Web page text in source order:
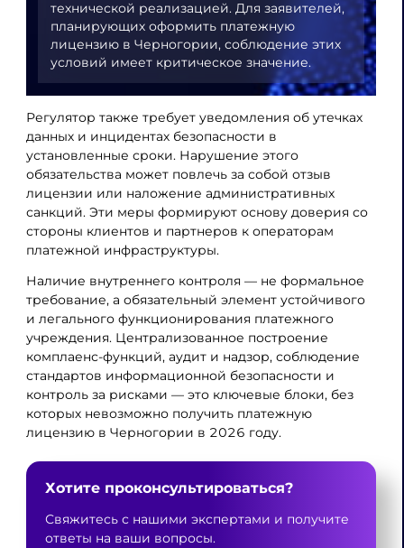
технической реализацией. Для заявителей,
планирующих оформить платежную
лицензию в Черногории, соблюдение этих
условий имеет критическое значение.
Регулятор также требует уведомления об утечках
данных и инцидентах безопасности в
установленные сроки. Нарушение этого
обязательства может повлечь за собой отзыв
лицензии или наложение административных
санкций. Эти меры формируют основу доверия со
стороны клиентов и партнеров к операторам
платежной инфраструктуры.
Наличие внутреннего контроля — не формальное
требование, а обязательный элемент устойчивого
и легального функционирования платежного
учреждения. Централизованное построение
комплаенс-функций, аудит и надзор, соблюдение
стандартов информационной безопасности и
контроль за рисками — это ключевые блоки, без
которых невозможно получить платежную
лицензию в Черногории в 2026 году.
Хотите проконсультироваться?
Свяжитесь с нашими экспертами и получите
ответы на ваши вопросы.